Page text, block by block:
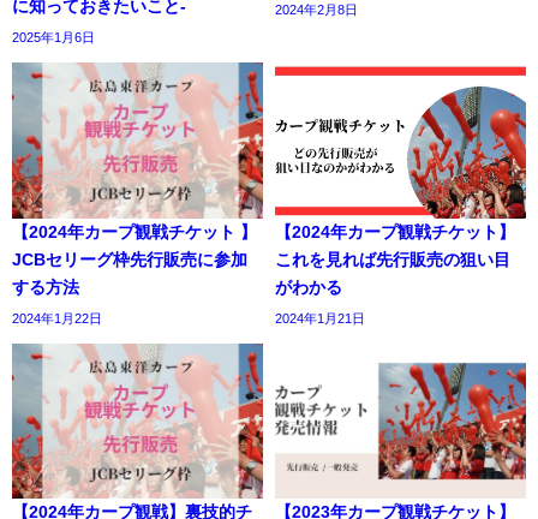
に知っておきたいこと-
2025年1月6日
2024年2月8日
【2024年カープ観戦チケット 】
JCBセリーグ枠先行販売に参加
する方法
2024年1月22日
【2024年カープ観戦チケット】
これを見れば先行販売の狙い目
がわかる
2024年1月21日
【2024年カープ観戦】裏技的チ
【2023年カープ観戦チケット】